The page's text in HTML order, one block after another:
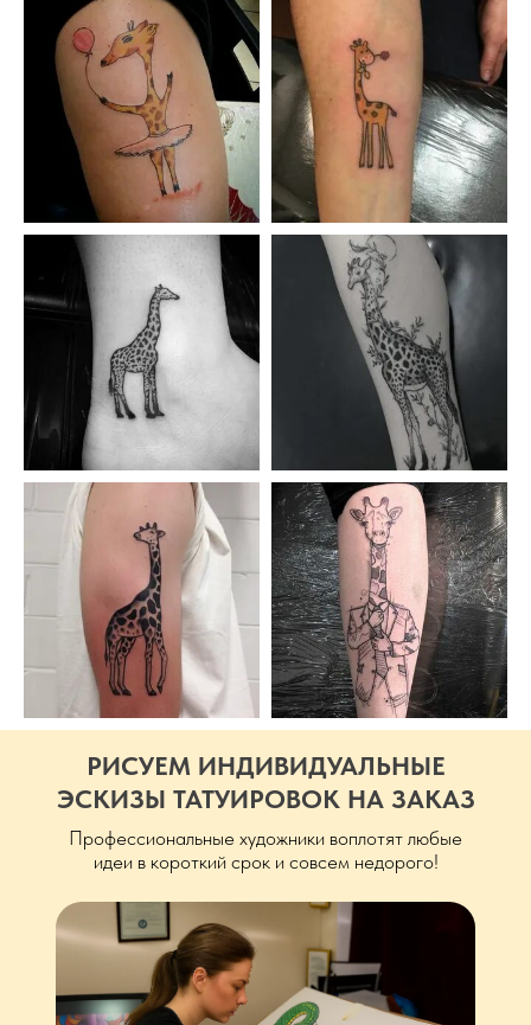
Профессиональные художники воплотят любые
идеи в короткий срок и совсем недорого!
РИСУЕМ ИНДИВИДУАЛЬНЫЕ
ЭСКИЗЫ ТАТУИРОВОК НА ЗАКАЗ